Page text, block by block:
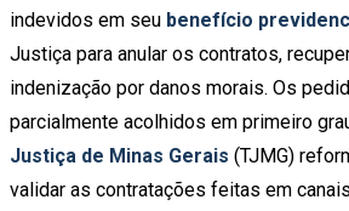
indevidos em seu benefício
Justiça para anular os contratos,
indenização por danos morais. Os
parcialmente acolhidos em primeiro
Justiça de Minas Gerais (TJMG)
validar as contratações feitas em